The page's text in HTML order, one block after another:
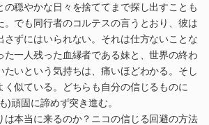
の穏やかな日々を捨ててまで探し出すことも
。でも同行者のコルテスの言うとおり、彼は
さずにはいられない。それは仕方ないことな
た一人残った血縁者である妹と、世界の終わ
たいという気持ちは、痛いほどわかる。そし
く似ている。どちらも自分の信じるものに
)頑固に諦めず突き進む。
は本当に来るのか？ニコの信じる回避の方法